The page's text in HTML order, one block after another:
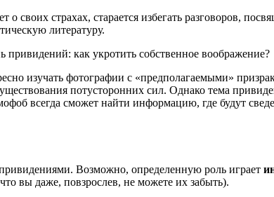
своих страхах, старается избегать разговоров,
литературу.
изучать фотографии с «предполагаемыми»
потусторонних сил. Однако тема
всегда сможет найти информацию, где будут
Возможно, определенную роль играет
вы даже, повзрослев, не можете их забыть).